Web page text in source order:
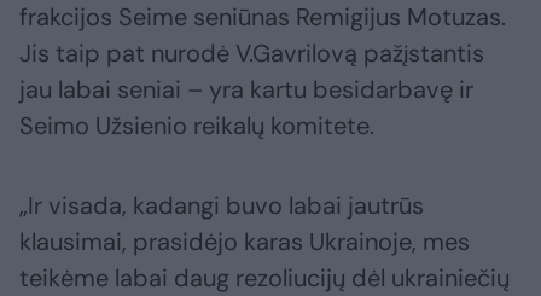
frakcijos Seime seniūnas Remigijus Motuzas.
Jis taip pat nurodė V.Gavrilovą pažįstantis
jau labai seniai – yra kartu besidarbavę ir
Seimo Užsienio reikalų komitete.
„Ir visada, kadangi buvo labai jautrūs
klausimai, prasidėjo karas Ukrainoje, mes
teikėme labai daug rezoliucijų dėl ukrainiečių